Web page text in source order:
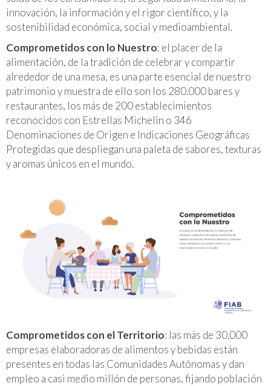
innovación, la información y el rigor científico, y la
sostenibilidad económica, social y medioambiental.
Comprometidos con lo Nuestro: el placer de la
alimentación, de la tradición de celebrar y compartir
alrededor de una mesa, es una parte esencial de nuestro
patrimonio y muestra de ello son los 280.000 bares y
restaurantes, los más de 200 establecimientos
reconocidos con Estrellas Michelin o 346
Denominaciones de Origen e Indicaciones Geográficas
Protegidas que despliegan una paleta de sabores, texturas
y aromas únicos en el mundo.
Comprometidos con el Territorio: las más de 30.000
empresas elaboradoras de alimentos y bebidas están
presentes en todas las Comunidades Autónomas y dan
empleo a casi medio millón de personas, fijando población